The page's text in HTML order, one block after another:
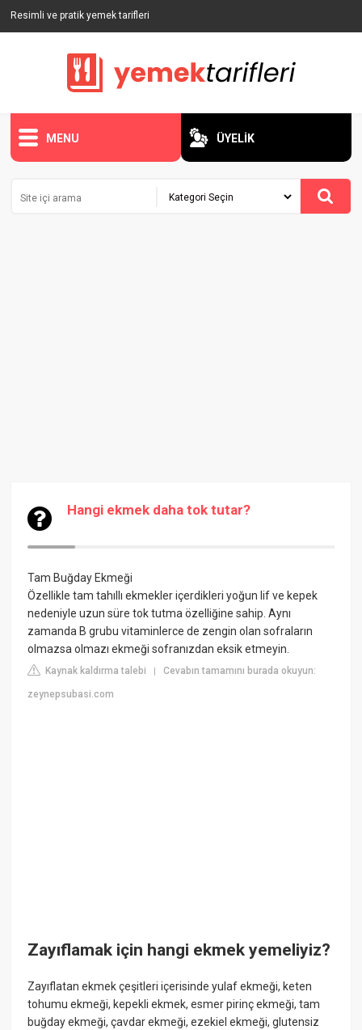
Resimli ve pratik yemek tarifleri
MENU ÜYELİK
Hangi ekmek daha tok tutar?
Tam Buğday Ekmeği
Özellikle tam tahıllı ekmekler içerdikleri yoğun lif ve kepek
nedeniyle uzun süre tok tutma özelliğine sahip. Aynı
zamanda B grubu vitaminlerce de zengin olan sofraların
olmazsa olmazı ekmeği sofranızdan eksik etmeyin.
Kaynak kaldırma talebi |Cevabın tamamını burada okuyun:
zeynepsubasi.com
Zayıflamak için hangi ekmek yemeliyiz?
Zayıflatan ekmek çeşitleri içerisinde yulaf ekmeği, keten
tohumu ekmeği, kepekli ekmek, esmer pirinç ekmeği, tam
buğday ekmeği, çavdar ekmeği, ezekiel ekmeği, glutensiz